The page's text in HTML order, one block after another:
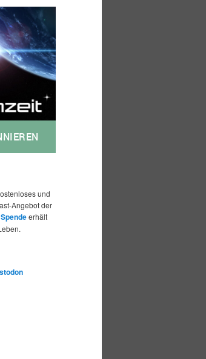
und
Angebot der
Spendeerhält